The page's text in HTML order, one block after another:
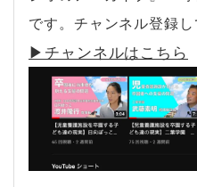
です。チャンネル登録し
▶︎チャンネルはこちら